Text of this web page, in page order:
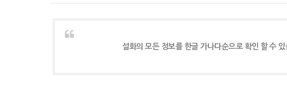
설화의 모든 정보를 한글 가나다순으로 확인 할 수